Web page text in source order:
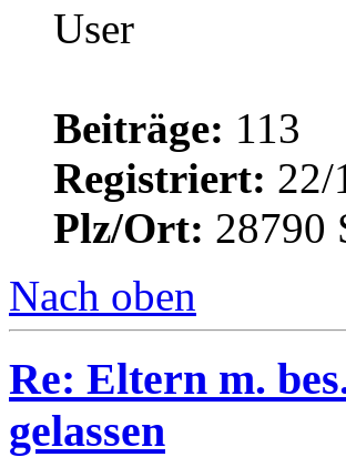
Beiträge: 113
Registriert: 22/
Plz/Ort: 28790
Nach oben
Re: Eltern m.
gelassen